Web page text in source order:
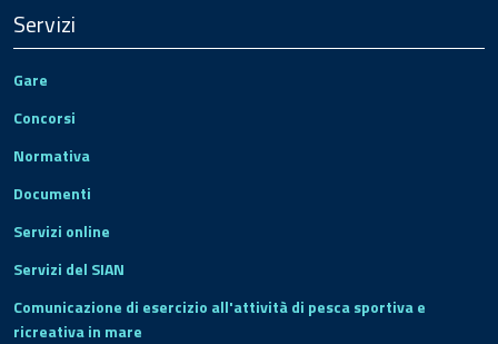
Servizi
Gare
Concorsi
Normativa
Documenti
Servizi online
Servizi del SIAN
Comunicazione di esercizio all'attività di pesca sportiva e
ricreativa in mare